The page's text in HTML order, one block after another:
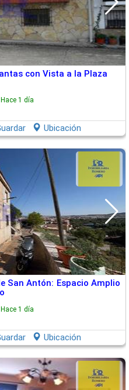
con Vista a la Plaza
Hace 1 día
Ubicación
San Antón: Espacio Amplio
Hace 1 día
Ubicación